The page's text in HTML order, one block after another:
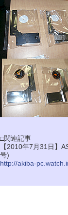
□関連記事
【2010年7月31日】
号)
http://akiba-